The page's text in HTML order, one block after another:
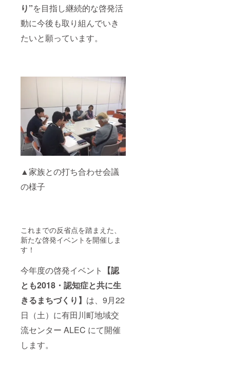
り”を目指し継続的な啓発活
動に今後も取り組んでいき
たいと願っています。
▲家族との打ち合わせ会議
の様子
これまでの反省点を踏まえた、
新たな啓発イベントを開催しま
す！
今年度の啓発イベント
【認
とも2018・認知症と共に生
きるまちづくり】 は、9月22
日（土）に有田川町地域交
流センター ALEC にて開催
します。